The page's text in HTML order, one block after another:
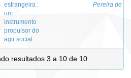
estrangeira :
um
instrumento
propulsor do
agir social
Pereira de
resultados 3 a 10 de 10